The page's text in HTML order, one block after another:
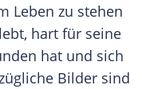
Leben zu stehen
hart für seine
hat und sich
Bilder sind